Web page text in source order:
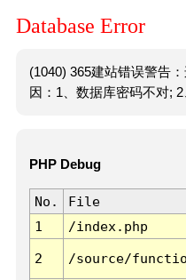
Database Error
(1040) 365建站错误警告
因：1、数据库密码不对; 2
PHP Debug
No. File
1
/index.php
2 /source/